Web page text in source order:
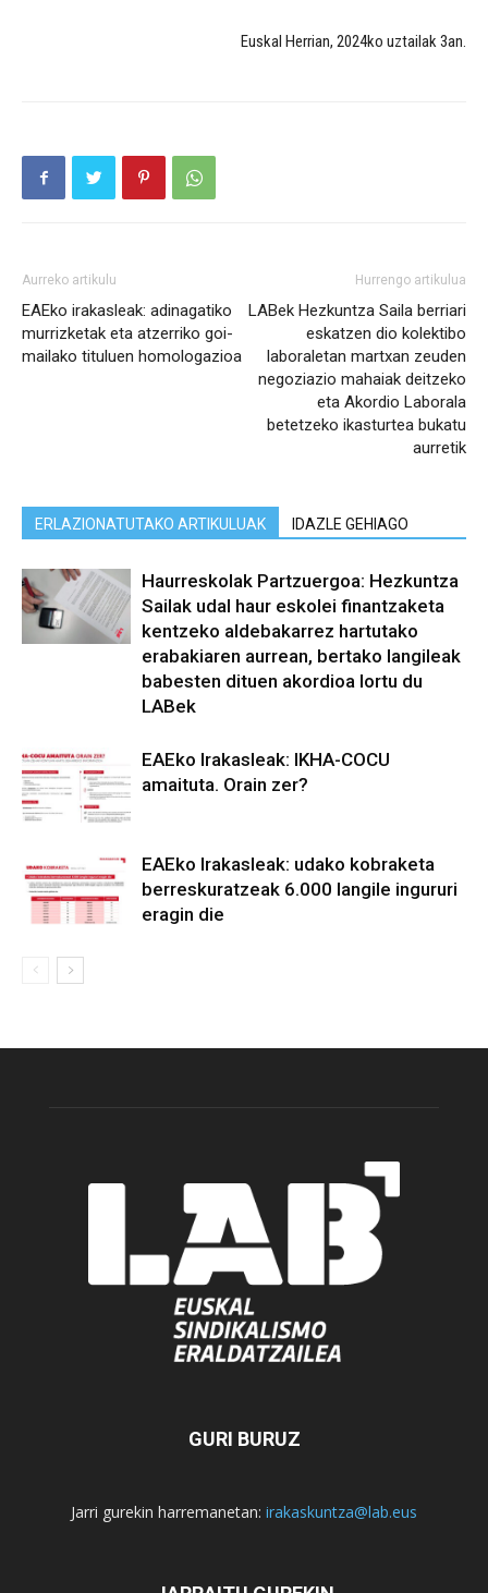
Euskal Herrian, 2024ko uztailak 3an.
Aurreko artikulu
EAEko irakasleak: adinagatiko
murrizketak eta atzerriko goi-
mailako tituluen homologazioa
Hurrengo artikulua
LABek Hezkuntza Saila berriari
eskatzen dio kolektibo
laboraletan martxan zeuden
negoziazio mahaiak deitzeko
eta Akordio Laborala
betetzeko ikasturtea bukatu
aurretik
ERLAZIONATUTAKO ARTIKULUAK IDAZLE GEHIAGO
Haurreskolak Partzuergoa: Hezkuntza
Sailak udal haur eskolei finantzaketa
kentzeko aldebakarrez hartutako
erabakiaren aurrean, bertako langileak
babesten dituen akordioa lortu du
LABek
EAEko Irakasleak: IKHA-COCU
amaituta. Orain zer?
EAEko Irakasleak: udako kobraketa
berreskuratzeak 6.000 langile ingururi
eragin die
GURI BURUZ
Jarri gurekin harremanetan: irakaskuntza@lab.eus